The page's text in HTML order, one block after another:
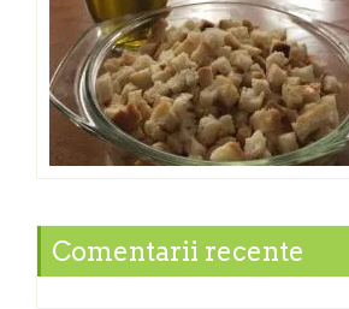
Comentarii recente